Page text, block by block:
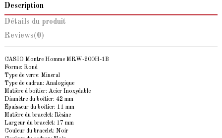
Description
Détails du produit
Reviews(0)
CASIO Montre Homme MRW-200H-1B
Forme: Rond
Type de verre: Mineral
Type de cadran: Analogique
Matière d boîtier: Acier Inoxydable
Diamètre du boîtier: 42 mm
Épaisseur du boîtier: 11 mm
Matière du bracelet: Rèsine
Largeur du bracelet: 17 mm
Couleur du bracelet: Noir